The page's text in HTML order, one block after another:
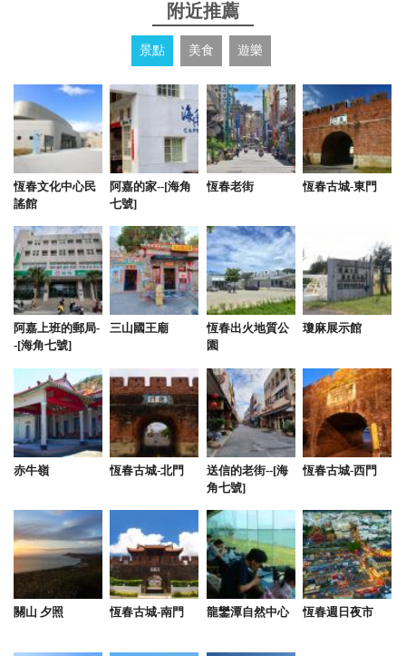
電影，投影設備跟沙發都很適合下午閒閒沒事來打發
from google
附近推薦
景點 美食 遊樂
恆春文化中心民
謠館
阿嘉的家--[海角
七號]
恆春老街 恆春古城-東門
阿嘉上班的郵局-
-[海角七號]
三山國王廟
恆春出火地質公
園
瓊麻展示館
赤牛嶺 恆春古城-北門
送信的老街--[海
角七號]
恆春古城-西門
關山 夕照 恆春古城-南門 龍鑾潭自然中心 恆春週日夜市